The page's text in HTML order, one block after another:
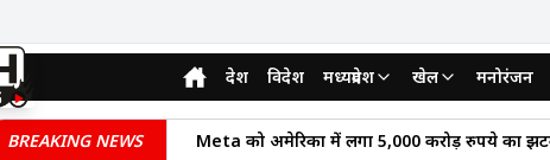
देश विदेश मध्यप्रदेश खेल मनोरंजन
BREAKING NEWS